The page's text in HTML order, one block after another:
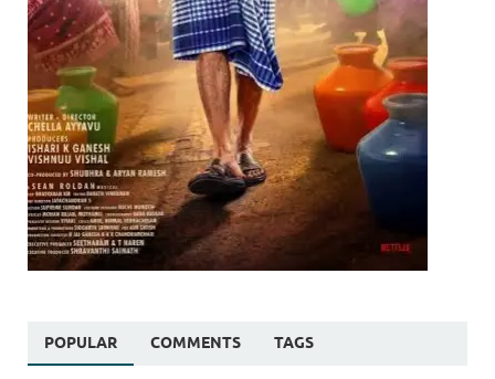
POPULAR COMMENTS TAGS